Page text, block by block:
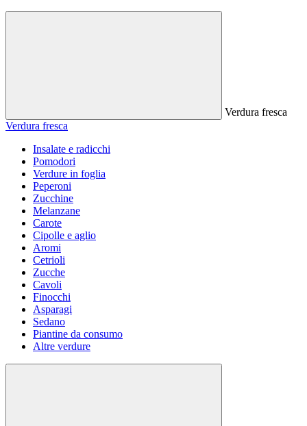
Verdura fresca
Verdura fresca
Insalate e radicchi
Pomodori
Verdure in foglia
Peperoni
Zucchine
Melanzane
Carote
Cipolle e aglio
Aromi
Cetrioli
Zucche
Cavoli
Finocchi
Asparagi
Sedano
Piantine da consumo
Altre verdure